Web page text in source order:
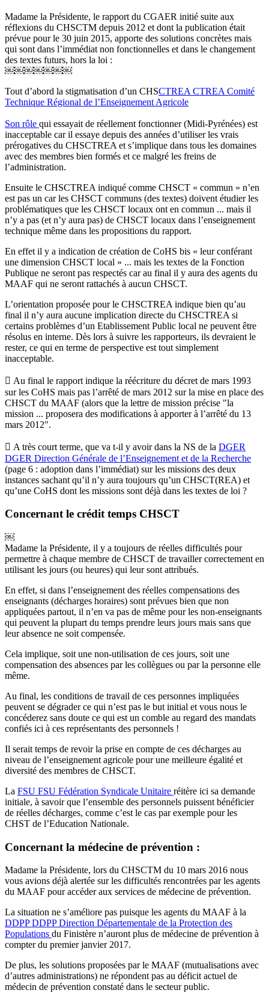
Madame la Présidente, le rapport du CGAER initié suite aux
réflexions du CHSCTM depuis 2012 et dont la publication était
prévue pour le 30 juin 2015, apporte des solutions concrètes mais
qui sont dans l’immédiat non fonctionnelles et dans le changement
des textes futurs, hors la loi :
￼￼￼￼￼￼￼
Tout d’abord la stigmatisation d’un CHSCTREA CTREA Comité
Technique Régional de l’Enseignement Agricole
Son rôle qui essayait de réellement fonctionner (Midi-Pyrénées) est
inacceptable car il essaye depuis des années d’utiliser les vrais
prérogatives du CHSCTREA et s’implique dans tous les domaines
avec des membres bien formés et ce malgré les freins de
l’administration.
Ensuite le CHSCTREA indiqué comme CHSCT « commun » n’en
est pas un car les CHSCT communs (des textes) doivent étudier les
problématiques que les CHSCT locaux ont en commun ... mais il
n’y a pas (et n’y aura pas) de CHSCT locaux dans l’enseignement
technique même dans les propositions du rapport.
En effet il y a indication de création de CoHS bis « leur conférant
une dimension CHSCT local » ... mais les textes de la Fonction
Publique ne seront pas respectés car au final il y aura des agents du
MAAF qui ne seront rattachés à aucun CHSCT.
L’orientation proposée pour le CHSCTREA indique bien qu’au
final il n’y aura aucune implication directe du CHSCTREA si
certains problèmes d’un Etablissement Public local ne peuvent être
résolus en interne. Dès lors à suivre les rapporteurs, ils devraient le
rester, ce qui en terme de perspective est tout simplement
inacceptable.
 Au final le rapport indique la réécriture du décret de mars 1993
sur les CoHS mais pas l’arrêté de mars 2012 sur la mise en place des
CHSCT du MAAF (alors que la lettre de mission précise "la
mission ... proposera des modifications à apporter à l’arrêté du 13
mars 2012".
 A très court terme, que va t-il y avoir dans la NS de la DGER
DGER Direction Générale de l’Enseignement et de la Recherche
(page 6 : adoption dans l’immédiat) sur les missions des deux
instances sachant qu’il n’y aura toujours qu’un CHSCT(REA) et
qu’une CoHS dont les missions sont déjà dans les textes de loi ?
Concernant le crédit temps CHSCT
￼
Madame la Présidente, il y a toujours de réelles difficultés pour
permettre à chaque membre de CHSCT de travailler correctement en
utilisant les jours (ou heures) qui leur sont attribués.
En effet, si dans l’enseignement des réelles compensations des
enseignants (décharges horaires) sont prévues bien que non
appliquées partout, il n’en va pas de même pour les non-enseignants
qui peuvent la plupart du temps prendre leurs jours mais sans que
leur absence ne soit compensée.
Cela implique, soit une non-utilisation de ces jours, soit une
compensation des absences par les collègues ou par la personne elle
même.
Au final, les conditions de travail de ces personnes impliquées
peuvent se dégrader ce qui n’est pas le but initial et vous nous le
concéderez sans doute ce qui est un comble au regard des mandats
confiés ici à ces représentants des personnels !
Il serait temps de revoir la prise en compte de ces décharges au
niveau de l’enseignement agricole pour une meilleure égalité et
diversité des membres de CHSCT.
La FSU FSU Fédération Syndicale Unitaire réitère ici sa demande
initiale, à savoir que l’ensemble des personnels puissent bénéficier
de réelles décharges, comme c’est le cas par exemple pour les
CHST de l’Education Nationale.
Concernant la médecine de prévention :
Madame la Présidente, lors du CHSCTM du 10 mars 2016 nous
vous avions déjà alertée sur les difficultés rencontrées par les agents
du MAAF pour accéder aux services de médecine de prévention.
La situation ne s’améliore pas puisque les agents du MAAF à la
DDPP DDPP Direction Départementale de la Protection des
Populations du Finistère n’auront plus de médecine de prévention à
compter du premier janvier 2017.
De plus, les solutions proposées par le MAAF (mutualisations avec
d’autres administrations) ne répondent pas au déficit actuel de
médecin de prévention constaté dans le secteur public.